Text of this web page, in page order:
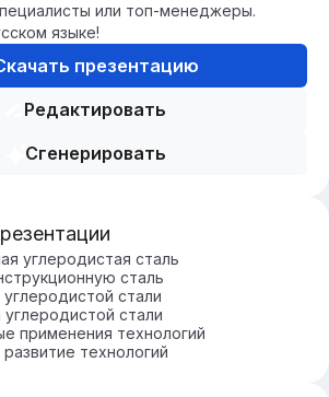
или топ-менеджеры.
языке!
презентацию
Редактировать
Сгенерировать
углеродистая сталь
сталь
стали
стали
применения технологий
технологий